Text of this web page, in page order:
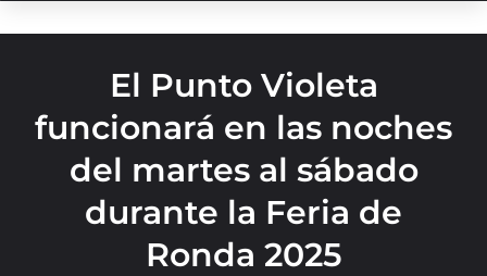
El Punto Violeta
funcionará en las noches
del martes al sábado
durante la Feria de
Ronda 2025